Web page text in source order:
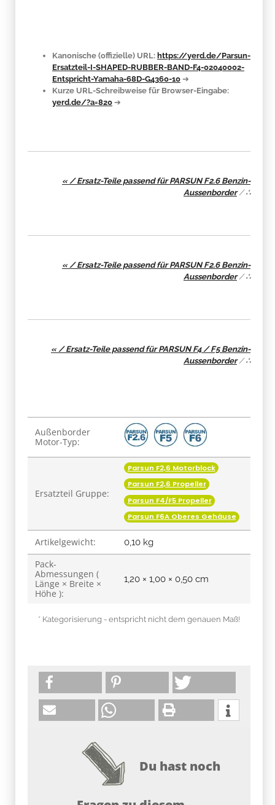
Kanonische (offizielle) URL: https://yerd.de/Parsun-
Ersatzteil-I-SHAPED-RUBBER-BAND-F4-02040002-
Entspricht-Yamaha-68D-G4360-10 ➔
Kurze URL-Schreibweise für Browser-Eingabe:
yerd.de/?a=820 ➔
« / Ersatz-Teile passend für PARSUN F2.6 Benzin-
Aussenborder/∴
« / Ersatz-Teile passend für PARSUN F2.6 Benzin-
Aussenborder/∴
« / Ersatz-Teile passend für PARSUN F4 / F5 Benzin-
Aussenborder/∴
Produkteigenschaft
Wert
Außenborder
Motor-Typ:
Ersatzteil Gruppe:
Parsun F2,6 Motorblock
Parsun F2,6 Propeller
Parsun F4/F5 Propeller
Parsun F6A Oberes Gehäuse
Artikelgewicht: 0,10 kg
Pack-
Abmessungen (
Länge × Breite ×
Höhe ):
1,20 × 1,00 × 0,50 cm
* Kategorisierung - entspricht nicht dem genauen Maß!
Du hast noch